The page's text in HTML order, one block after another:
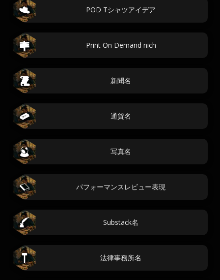
POD Tシャツアイデア
Print On Demand nich
新聞名
通貨名
写真名
パフォーマンスレビュー表現
Substack名
法律事務所名